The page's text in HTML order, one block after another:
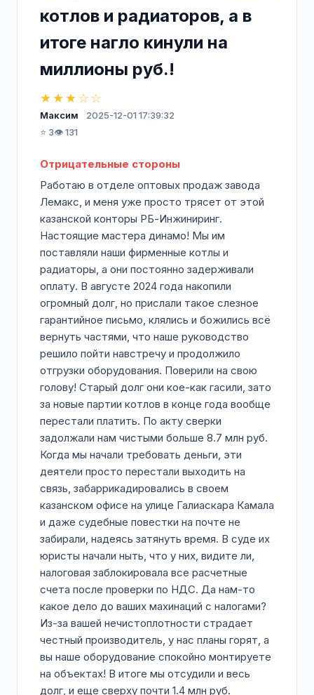
котлов и радиаторов, а в
итоге нагло кинули на
миллионы руб.!
★★★☆☆
Максим
2025-12-01 17:39:32
⭐ 3👁️ 131
Отрицательные стороны
Работаю в отделе оптовых продаж завода
Лемакс, и меня уже просто трясет от этой
казанской конторы РБ-Инжиниринг.
Настоящие мастера динамо! Мы им
поставляли наши фирменные котлы и
радиаторы, а они постоянно задерживали
оплату. В августе 2024 года накопили
огромный долг, но прислали такое слезное
гарантийное письмо, клялись и божились всё
вернуть частями, что наше руководство
решило пойти навстречу и продолжило
отгрузки оборудования. Поверили на свою
голову! Старый долг они кое-как гасили, зато
за новые партии котлов в конце года вообще
перестали платить. По акту сверки
задолжали нам чистыми больше 8.7 млн руб.
Когда мы начали требовать деньги, эти
деятели просто перестали выходить на
связь, забаррикадировались в своем
казанском офисе на улице Галиаскара Камала
и даже судебные повестки на почте не
забирали, надеясь затянуть время. В суде их
юристы начали ныть, что у них, видите ли,
налоговая заблокировала все расчетные
счета после проверки по НДС. Да нам-то
какое дело до ваших махинаций с налогами?
Из-за вашей нечистоплотности страдает
честный производитель, у нас планы горят, а
вы наше оборудование спокойно монтируете
на объектах! В итоге мы отсудили и весь
долг, и еще сверху почти 1.4 млн руб.